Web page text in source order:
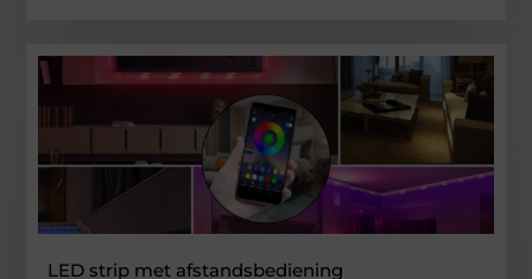
LED strip met afstandsbediening